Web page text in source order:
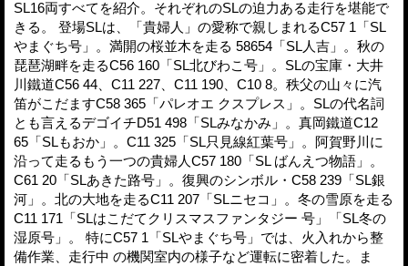
SL16両すべてを紹介。それぞれのSLの迫力ある走行を堪能で
きる。 登場SLは、「貴婦人」の愛称で親しまれるC57 1「SL
やまぐち号」。満開の桜並木を走る 58654「SL人吉」。秋の
琵琶湖畔を走るC56 160「SL北びわこ号」。SLの宝庫・大井
川鐵道C56 44、C11 227、C11 190、C10 8。秩父の山々に汽
笛がこだますC58 365「パレオエ クスプレス」。SLの代名詞
とも言えるデゴイチD51 498「SLみなかみ」。真岡鐵道C12
65「SLもおか」。C11 325「SL只見線紅葉号」。阿賀野川に
沿って走るもう一つの貴婦人C57 180「SL ばんえつ物語」。
C61 20「SLあきた路号」。復興のシンボル・C58 239「SL銀
河」。北の大地を走るC11 207「SLニセコ」。冬の雪原を走る
C11 171「SLはこだてクリスマスファンタジー 号」「SL冬の
湿原号」。 特にC57 1「SLやまぐち号」では、火入れから整
備作業、走行中 の機関室内の様子など運転に密着した。ま